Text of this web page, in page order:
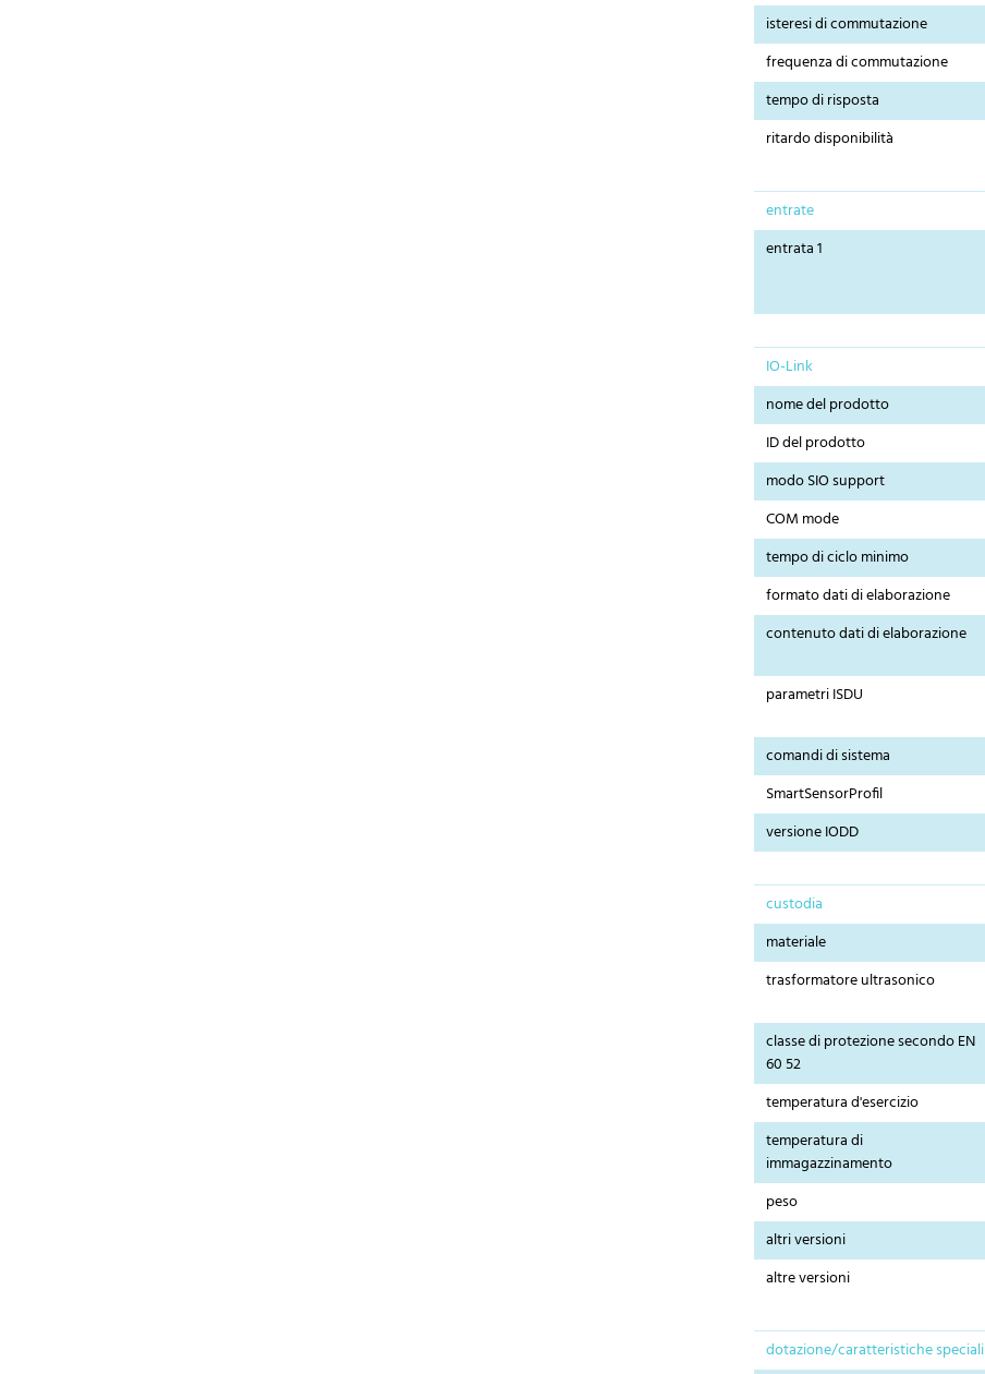
isteresi di commutazione
frequenza di commutazione
tempo di risposta
ritardo disponibilità
entrate
entrata 1
IO-Link
nome del prodotto
ID del prodotto
modo SIO support
COM mode
tempo di ciclo minimo
formato dati di elaborazione
contenuto dati di elaborazione
parametri ISDU
comandi di sistema
SmartSensorProfil
versione IODD
custodia
materiale
trasformatore ultrasonico
classe di protezione secondo EN
60 52
temperatura d'esercizio
temperatura di
immagazzinamento
peso
altri versioni
altre versioni
dotazione/caratteristiche speciali